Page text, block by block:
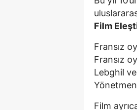
Film
Fransız
Fransız
Lebghil
Film